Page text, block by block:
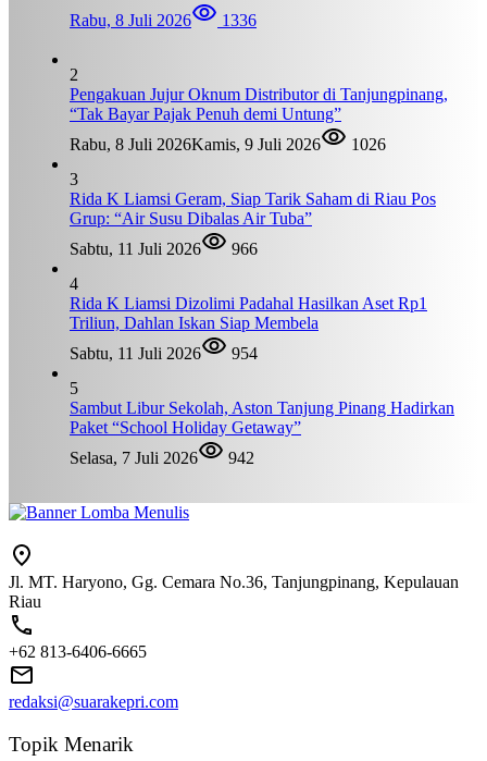
Rabu, 8 Juli 2026
1336
2
Pengakuan Jujur Oknum Distributor di Tanjungpinang,
“Tak Bayar Pajak Penuh demi Untung”
Rabu, 8 Juli 2026Kamis, 9 Juli 2026
1026
3
Rida K Liamsi Geram, Siap Tarik Saham di Riau Pos
Grup: “Air Susu Dibalas Air Tuba”
Sabtu, 11 Juli 2026
966
4
Rida K Liamsi Dizolimi Padahal Hasilkan Aset Rp1
Triliun, Dahlan Iskan Siap Membela
Sabtu, 11 Juli 2026
954
5
Sambut Libur Sekolah, Aston Tanjung Pinang Hadirkan
Paket “School Holiday Getaway”
Selasa, 7 Juli 2026
942
Jl. MT. Haryono, Gg. Cemara No.36, Tanjungpinang, Kepulauan
Riau
+62 813-6406-6665
redaksi@suarakepri.com
Topik Menarik